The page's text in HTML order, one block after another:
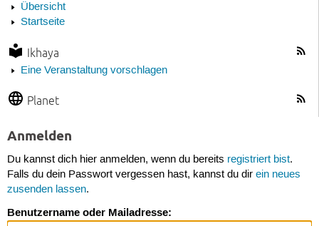
Übersicht
Startseite
Ikhaya
Eine Veranstaltung vorschlagen
Planet
Anmelden
Du kannst dich hier anmelden, wenn du bereits registriert bist.
Falls du dein Passwort vergessen hast, kannst du dir ein neues
zusenden lassen.
Benutzername oder Mailadresse: